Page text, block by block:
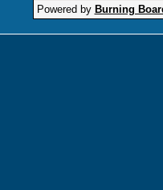
Powered by Burning